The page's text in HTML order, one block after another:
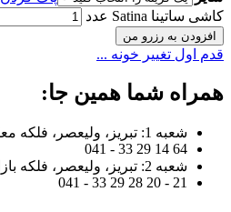
کاشی ساتینا Satina عدد
افزودن به رزرو من
قدم اول تغییر خونه ...
همراه شما همین جا:
شعبه 1: تبریز، ولیعصر، فلکه معلم، جنب بانک سرمایه
64 14 29 33 - 041
شعبه 2: تبریز، ولیعصر، فلکه بازار به سمت ایرداک
21 - 20 28 29 33 - 041